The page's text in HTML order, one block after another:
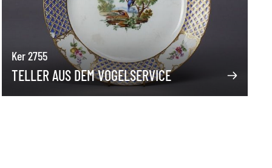
Ker 2755
TELLER AUS DEM VOGELSERVICE